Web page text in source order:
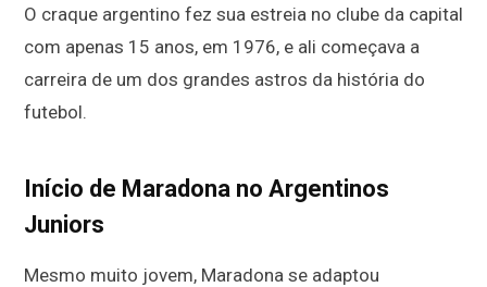
O craque argentino fez sua estreia no clube da capital
com apenas 15 anos, em 1976, e ali começava a
carreira de um dos grandes astros da história do
futebol.
Início de Maradona no Argentinos
Juniors
Mesmo muito jovem, Maradona se adaptou